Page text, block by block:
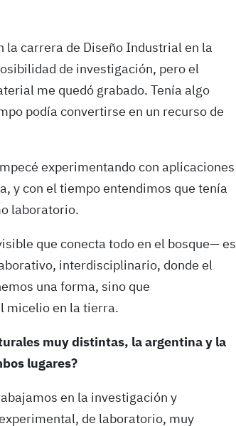
carrera de Diseño Industrial en la
de investigación, pero el
me quedó grabado. Tenía algo
podía convertirse en un recurso de
experimentando con aplicaciones
y con el tiempo entendimos que tenía
laboratorio.
que conecta todo en el bosque— es
interdisciplinario, donde el
una forma, sino que
micelio en la tierra.
muy distintas, la argentina y la
lugares?
en la investigación y
de laboratorio, muy